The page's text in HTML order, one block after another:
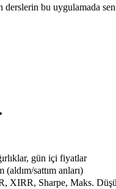
derslerin bu uygulamada
gün içi fiyatlar
sattım anları)
XIRR, Sharpe, Maks.